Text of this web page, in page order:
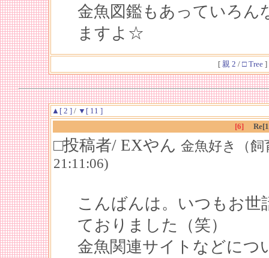
金魚図鑑もあっていろん
ますよ☆
[ 親 2 / □ Tree]
▲[ 2 ]/ ▼[ 11 ]
[6]
□投稿者/ EXやん 金魚好き（飼
21:11:06)
こんばんは。いつもお
ておりました（笑）
金魚関連サイトなどにつ